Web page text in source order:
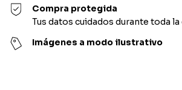
Compra protegida
Tus datos cuidados durante toda
Imágenes a modo ilustrativo